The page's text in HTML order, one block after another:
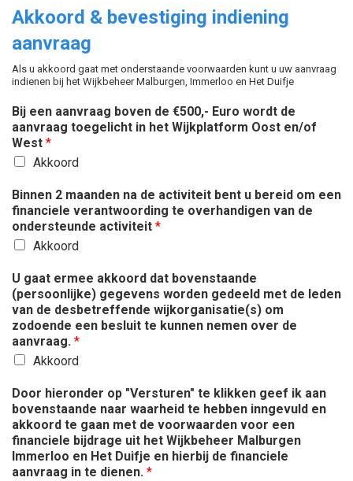
Akkoord & bevestiging indiening
aanvraag
Als u akkoord gaat met onderstaande voorwaarden kunt u uw aanvraag
indienen bij het Wijkbeheer Malburgen, Immerloo en Het Duifje
Bij een aanvraag boven de €500,- Euro wordt de
aanvraag toegelicht in het Wijkplatform Oost en/of
West *
Akkoord
Binnen 2 maanden na de activiteit bent u bereid om een
financiele verantwoording te overhandigen van de
ondersteunde activiteit *
Akkoord
U gaat ermee akkoord dat bovenstaande
(persoonlijke) gegevens worden gedeeld met de leden
van de desbetreffende wijkorganisatie(s) om
zodoende een besluit te kunnen nemen over de
aanvraag. *
Akkoord
Door hieronder op "Versturen" te klikken geef ik aan
bovenstaande naar waarheid te hebben inngevuld en
akkoord te gaan met de voorwaarden voor een
financiele bijdrage uit het Wijkbeheer Malburgen
Immerloo en Het Duifje en hierbij de financiele
aanvraag in te dienen. *